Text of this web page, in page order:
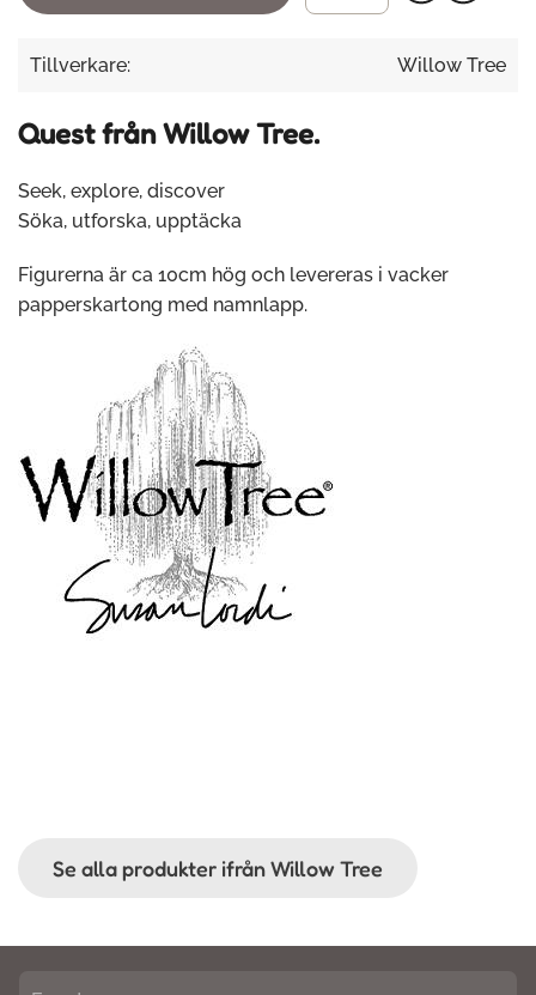
Tillverkare: Willow Tree
Quest från Willow Tree.
Seek, explore, discover
Söka, utforska, upptäcka
Figurerna är ca 10cm hög och levereras i vacker
papperskartong med namnlapp.
Se alla produkter ifrån Willow Tree